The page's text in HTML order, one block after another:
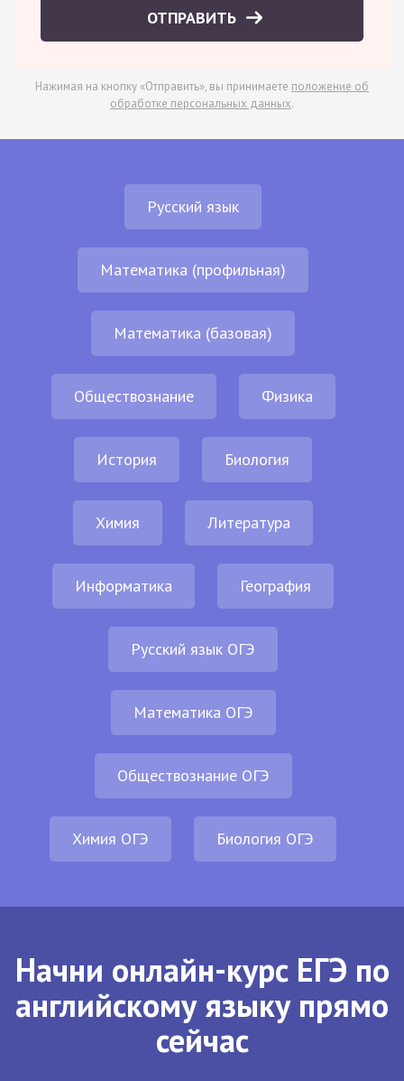
ОТПРАВИТЬ
Нажимая на кнопку «Отправить», вы принимаете положение об
обработке персональных данных.
Русский язык
Математика (профильная)
Математика (базовая)
Обществознание Физика
История Биология
Химия Литература
Информатика География
Русский язык ОГЭ
Математика ОГЭ
Обществознание ОГЭ
Химия ОГЭ Биология ОГЭ
Начни онлайн-курс ЕГЭ по
английскому языку прямо
сейчас